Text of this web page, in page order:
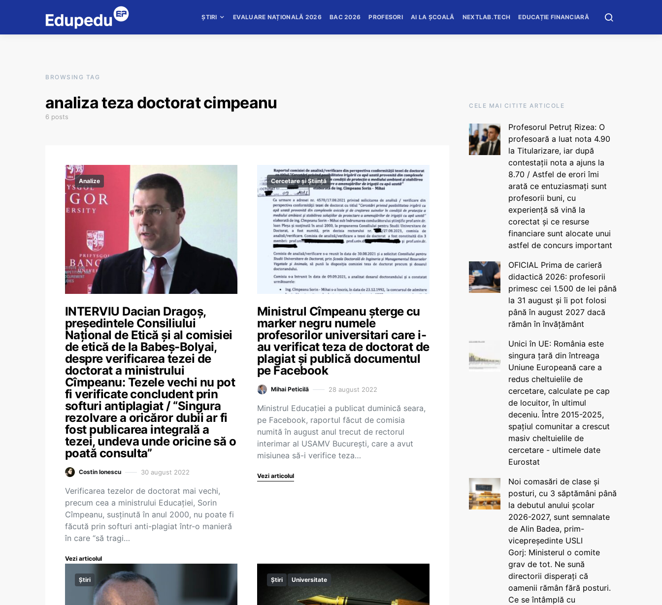
ȘTIRI EVALUARE NAȚIONALĂ 2026 BAC 2026 PROFESORI AI LA ȘCOALĂ NEXTLAB.TECH EDUCAȚIE FINANCIARĂ
BROWSING TAG
analiza teza doctorat cimpeanu
6 posts
Analize
INTERVIU Dacian Dragoș,
președintele Consiliului
Național de Etică și al comisiei
de etică de la Babeș-Bolyai,
despre verificarea tezei de
doctorat a ministrului
Cîmpeanu: Tezele vechi nu pot
fi verificate concludent prin
softuri antiplagiat / “Singura
rezolvare a oricăror dubii ar fi
fost publicarea integrală a
tezei, undeva unde oricine să o
poată consulta”
Costin Ionescu 30 august 2022
Verificarea tezelor de doctorat mai vechi,
precum cea a ministrului Educației, Sorin
Cîmpeanu, susținută în anul 2000, nu poate fi
făcută prin softuri anti-plagiat într-o manieră
în care “să tragi…
Vezi articolul
Cercetare și Știință
Ministrul Cîmpeanu șterge cu
marker negru numele
profesorilor universitari care i-
au verificat teza de doctorat de
plagiat și publică documentul
pe Facebook
Mihai Peticilă 28 august 2022
Ministrul Educației a publicat duminică seara,
pe Facebook, raportul făcut de comisia
numită în august anul trecut de rectorul
interimar al USAMV București, care a avut
misiunea să-i verifice teza…
Vezi articolul
Știri Știri Universitate
CELE MAI CITITE ARTICOLE
Profesorul Petruț Rizea: O
profesoară a luat nota 4.90
la Titularizare, iar după
contestații nota a ajuns la
8.70 / Astfel de erori îmi
arată ce entuziasmați sunt
profesorii buni, cu
experiență să vină la
corectat și ce resurse
financiare sunt alocate unui
astfel de concurs important
OFICIAL Prima de carieră
didactică 2026: profesorii
primesc cei 1.500 de lei până
la 31 august și îi pot folosi
până în august 2027 dacă
rămân în învățământ
Unici în UE: România este
singura țară din întreaga
Uniune Europeană care a
redus cheltuielile de
cercetare, calculate pe cap
de locuitor, în ultimul
deceniu. Între 2015-2025,
spațiul comunitar a crescut
masiv cheltuielile de
cercetare - ultimele date
Eurostat
Noi comasări de clase și
posturi, cu 3 săptămâni până
la debutul anului școlar
2026-2027, sunt semnalate
de Alin Badea, prim-
vicepreședinte USLI
Gorj: Ministerul o comite
grav de tot. Ne sună
directorii disperați că
oamenii rămân fără posturi.
Ce se întâmplă cu